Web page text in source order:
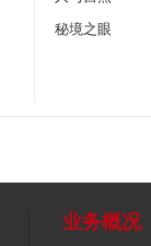
秘境之眼
业务概况